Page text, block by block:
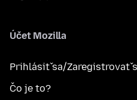
Účet Mozilla
Prihlásiť sa/Zaregistrovať
Čo je to?